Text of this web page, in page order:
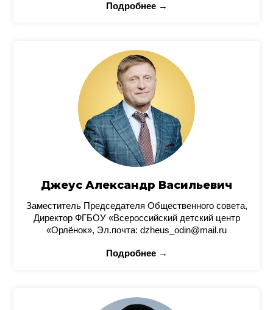
Подробнее →
Джеус Александр Васильевич
Заместитель Председателя Общественного совета,
Директор ФГБОУ «Всероссийский детский центр
«Орлёнок», Эл.почта: dzheus_odin@mail.ru
Подробнее →